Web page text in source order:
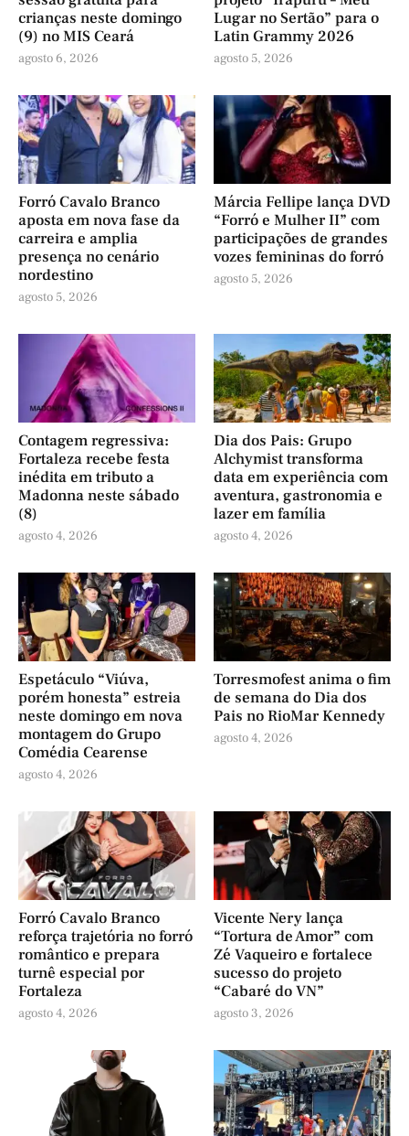
crianças neste domingo
(9) no MIS Ceará
agosto 6, 2026
Lugar no Sertão” para o
Latin Grammy 2026
agosto 5, 2026
Forró Cavalo Branco
aposta em nova fase da
carreira e amplia
presença no cenário
nordestino
agosto 5, 2026
Márcia Fellipe lança DVD
“Forró e Mulher II” com
participações de grandes
vozes femininas do forró
agosto 5, 2026
Contagem regressiva:
Fortaleza recebe festa
inédita em tributo a
Madonna neste sábado
(8)
agosto 4, 2026
Dia dos Pais: Grupo
Alchymist transforma
data em experiência com
aventura, gastronomia e
lazer em família
agosto 4, 2026
Espetáculo “Viúva,
porém honesta” estreia
neste domingo em nova
montagem do Grupo
Comédia Cearense
agosto 4, 2026
Torresmofest anima o fim
de semana do Dia dos
Pais no RioMar Kennedy
agosto 4, 2026
Forró Cavalo Branco
reforça trajetória no forró
romântico e prepara
turnê especial por
Fortaleza
agosto 4, 2026
Vicente Nery lança
“Tortura de Amor” com
Zé Vaqueiro e fortalece
sucesso do projeto
“Cabaré do VN”
agosto 3, 2026